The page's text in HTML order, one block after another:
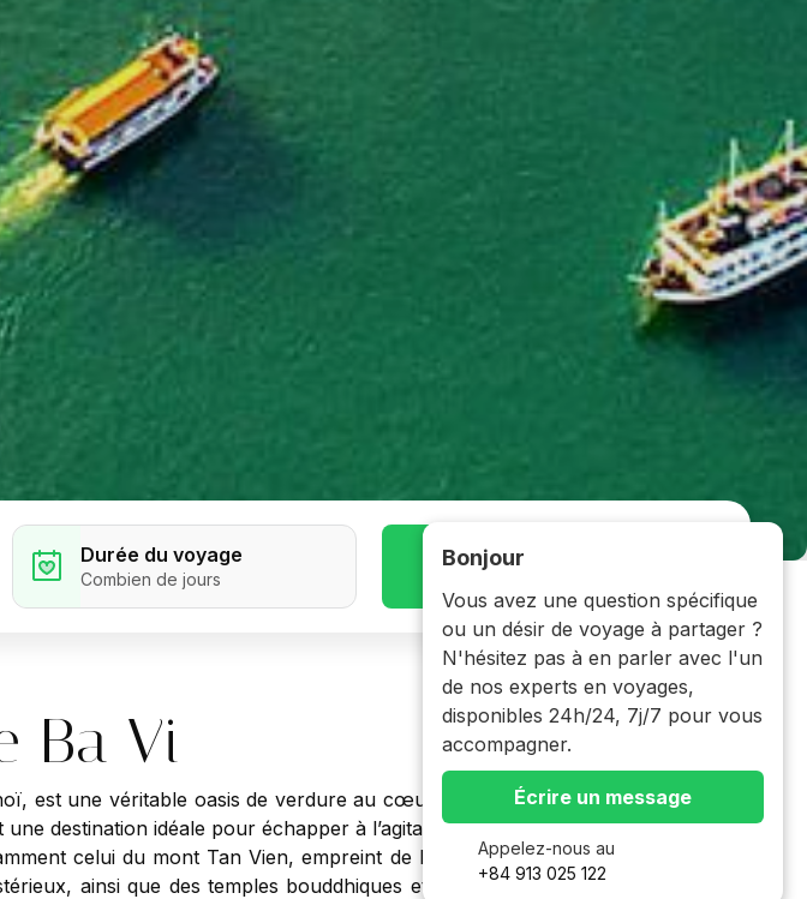
Durée du voyage
Combien de jours
677 Voyage
Ba Vi
est une véritable oasis de verdure au cœur des montagnes. Célèbre pour ses
destination idéale pour échapper à l’agitation urbaine. Le parc culmine à plus
celui du mont Tan Vien, empreint de légendes. On y découvre également
ainsi que des temples bouddhiques et taoïstes nichés dans la montagne.
Bonjour
Vous avez une question spécifique
ou un désir de voyage à partager ?
N'hésitez pas à en parler avec l'un
de nos experts en voyages,
disponibles 24h/24, 7j/7 pour vous
accompagner.
Écrire un message
Appelez-nous au
+84 913 025 122